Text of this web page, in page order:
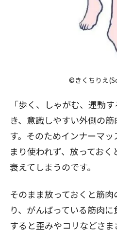
©きくちりえ
「歩く、しゃがむ、運動
き、意識しやすい外側の
す。そのためインナーマ
まり使われず、放ってお
衰えてしまうのです。
そのまま放っておくと筋
り、がんばっている筋肉に
すると歪みやコリなどさ